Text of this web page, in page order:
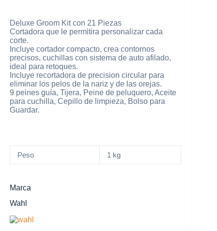
Deluxe Groom Kit con 21 Piezas
Cortadora que le permitira personalizar cada
corte.
Incluye cortador compacto, crea contornos
precisos, cuchillas con sistema de auto afilado,
ideal para retoques.
Incluye recortadora de precision circular para
eliminar los pelos de la nariz y de las orejas.
9 peines guía, Tijera, Peine de peluquero, Aceite
para cuchilla, Cepillo de limpieza, Bolso para
Guardar.
Peso 1 kg
Marca
Wahl